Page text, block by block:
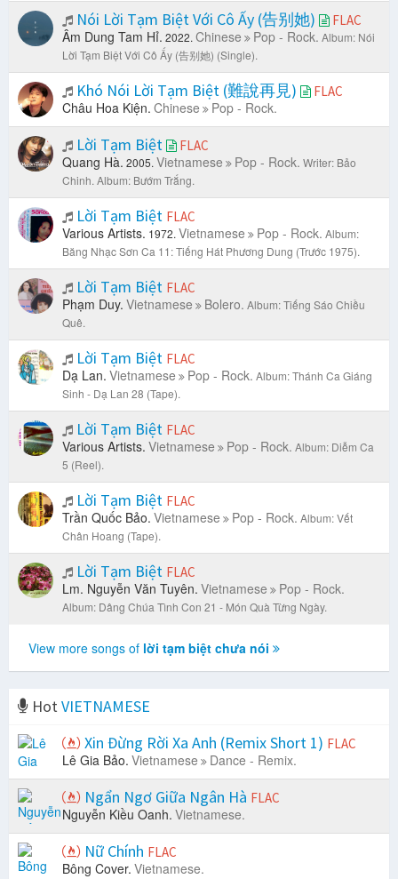
Nói Lời Tạm Biệt Với Cô Ấy (告别她) FLAC
Âm Dung Tam Hỉ. 2022. Chinese Pop - Rock. Album: Nói
Lời Tạm Biệt Với Cô Ấy (告别她) (Single).
Khó Nói Lời Tạm Biệt (難說再見) FLAC
Châu Hoa Kiện. Chinese Pop - Rock.
Lời Tạm Biệt FLAC
Quang Hà. 2005. Vietnamese Pop - Rock. Writer: Bảo
Chinh. Album: Bướm Trắng.
Lời Tạm Biệt FLAC
Various Artists. 1972. Vietnamese Pop - Rock. Album:
Băng Nhạc Sơn Ca 11: Tiếng Hát Phương Dung (Trước 1975).
Lời Tạm Biệt FLAC
Phạm Duy. Vietnamese Bolero. Album: Tiếng Sáo Chiều
Quê.
Lời Tạm Biệt FLAC
Dạ Lan. Vietnamese Pop - Rock. Album: Thánh Ca Giáng
Sinh - Dạ Lan 28 (Tape).
Lời Tạm Biệt FLAC
Various Artists. Vietnamese Pop - Rock. Album: Diễm Ca
5 (Reel).
Lời Tạm Biệt FLAC
Trần Quốc Bảo. Vietnamese Pop - Rock. Album: Vết
Chân Hoang (Tape).
Lời Tạm Biệt FLAC
Lm. Nguyễn Văn Tuyên. Vietnamese Pop - Rock.
Album: Dâng Chúa Tình Con 21 - Món Quà Từng Ngày.
View more songs of lời tạm biệt chưa nói
HotVIETNAMESE
Xin Đừng Rời Xa Anh (Remix Short 1) FLAC
Lê Gia Bảo. Vietnamese Dance - Remix.
Ngẩn Ngơ Giữa Ngân Hà FLAC
Nguyễn Kiều Oanh. Vietnamese.
Nữ Chính FLAC
Bông Cover. Vietnamese.